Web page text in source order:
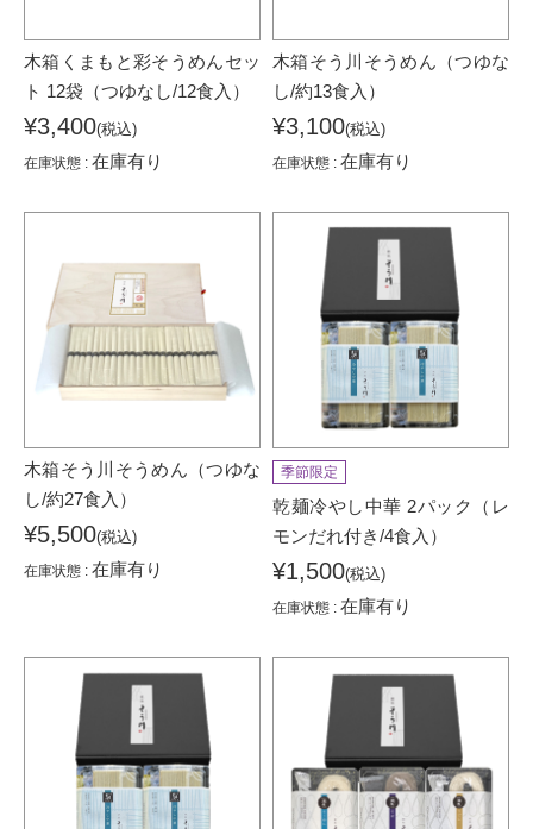
木箱くまもと彩そうめんセッ
ト 12袋（つゆなし/12食入）
¥3,400(税込)
在庫状態 : 在庫有り
木箱そう川そうめん（つゆな
し/約13食入）
¥3,100(税込)
在庫状態 : 在庫有り
木箱そう川そうめん（つゆな
し/約27食入）
¥5,500(税込)
在庫状態 : 在庫有り
季節限定
乾麺冷やし中華 2パック（レ
モンだれ付き/4食入）
¥1,500(税込)
在庫状態 : 在庫有り